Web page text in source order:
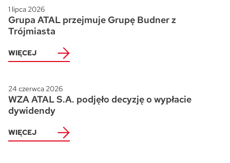
1 lipca 2026
Grupa ATAL przejmuje Grupę Budner z
Trójmiasta
WIĘCEJ
24 czerwca 2026
WZA ATAL S.A. podjęło decyzję o wypłacie
dywidendy
WIĘCEJ